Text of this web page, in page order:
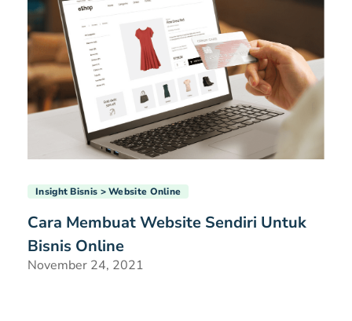
Insight Bisnis Website Online
Cara Membuat Website Sendiri Untuk
Bisnis Online
November 24, 2021